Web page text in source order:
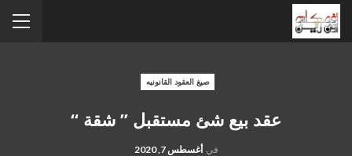
صيغ العقود القانونيه
عقد بيع شئ مستقبل ” شقة “
في أغسطس 7, 2020